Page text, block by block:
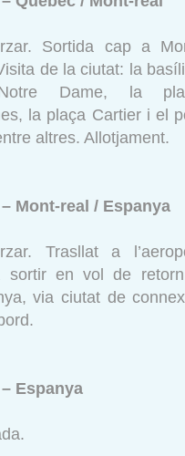
Sortida cap a
de la ciutat: la
Dame, la
la plaça Cartier i el
altres. Allotjament.
Mont-real / Espanya
Trasllat a
sortir en vol de
via ciutat de
Espanya